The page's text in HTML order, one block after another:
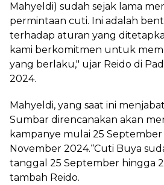
Mahyeldi) sudah sejak lama
permintaan cuti. Ini adalah
terhadap aturan yang
kami berkomitmen untuk
yang berlaku," ujar Reido di
2024.
Mahyeldi, yang saat ini
Sumbar direncanakan akan
kampanye mulai 25
November 2024.“Cuti Buya
tanggal 25 September hingga
tambah Reido.